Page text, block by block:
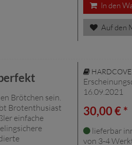
In den
Auf den
Brötchen sein.
Brotenthusiast
einfache
16.09.2021
30,00 € *
lieferbar
von 3-4